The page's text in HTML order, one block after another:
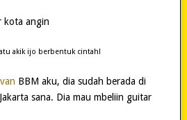
akik ijo berbentuk cintah!
BBM aku, dia sudah berada di
sana. Dia mau mbeliin guitar